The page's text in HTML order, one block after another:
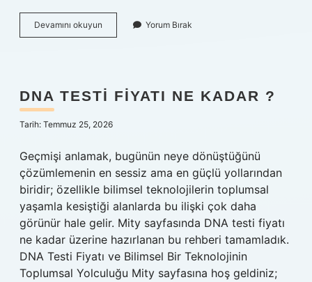
Devamını okuyun
Baharat
Yorum Bırak
DNA TESTI FIYATI NE KADAR ?
Tarih: Temmuz 25, 2026
Geçmişi anlamak, bugünün neye dönüştüğünü
çözümlemenin en sessiz ama en güçlü yollarından
biridir; özellikle bilimsel teknolojilerin toplumsal
yaşamla kesiştiği alanlarda bu ilişki çok daha
görünür hale gelir. Mity sayfasında DNA testi fiyatı
ne kadar üzerine hazırlanan bu rehberi tamamladık.
DNA Testi Fiyatı ve Bilimsel Bir Teknolojinin
Toplumsal Yolculuğu Mity sayfasına hoş geldiniz;